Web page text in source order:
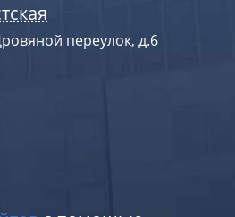
переулок, д.6